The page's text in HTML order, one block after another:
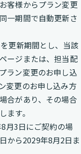
客様からプラン変更
一期間で自動更新さ
更新期間とし、当該
ージまたは、担当配
ラン変更のお申し込
変更のお申し込み方
合があり、その場合
ます。
月3日にご契約の場
から2029年8月2日ま